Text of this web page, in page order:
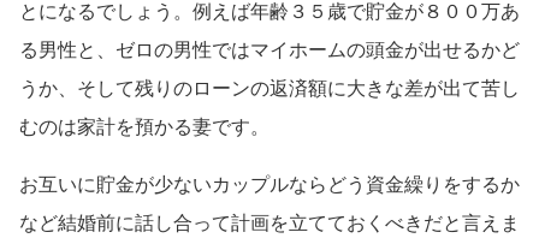
とになるでしょう。例えば年齢３５歳で貯金が８００万あ
る男性と、ゼロの男性ではマイホームの頭金が出せるかど
うか、そして残りのローンの返済額に大きな差が出て苦し
むのは家計を預かる妻です。
お互いに貯金が少ないカップルならどう資金繰りをするか
など結婚前に話し合って計画を立てておくべきだと言えま